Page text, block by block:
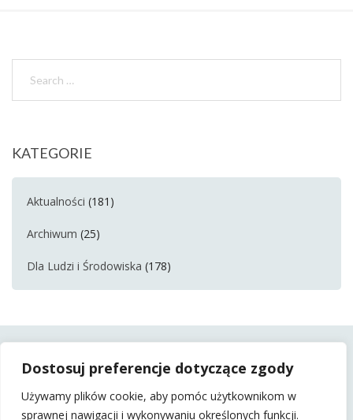
Dostosuj preferencje dotyczące zgody
Używamy plików cookie, aby pomóc użytkownikom w
sprawnej nawigacji i wykonywaniu określonych funkcji.
KATEGORIE
Aktualności (181)
Archiwum (25)
Dla Ludzi i Środowiska (178)